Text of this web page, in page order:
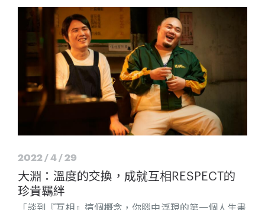
2022 / 4 / 29
大淵：溫度的交換，成就互相RESPECT的
珍貴羈絆